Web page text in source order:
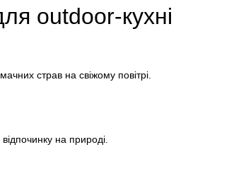
outdoor-кухні
страв на свіжому повітрі.
на природі.